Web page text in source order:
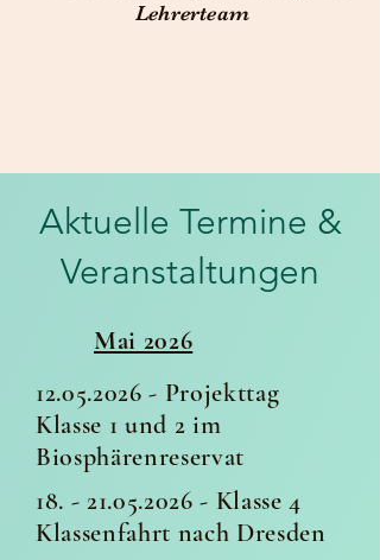
Lehrerteam
Aktuelle Termine &
Veranstaltungen
Mai 2026
12.05.2026 - Projekttag
Klasse 1 und 2 im
Biosphärenreservat
18. - 21.05.2026 - Klasse 4
Klassenfahrt nach Dresden